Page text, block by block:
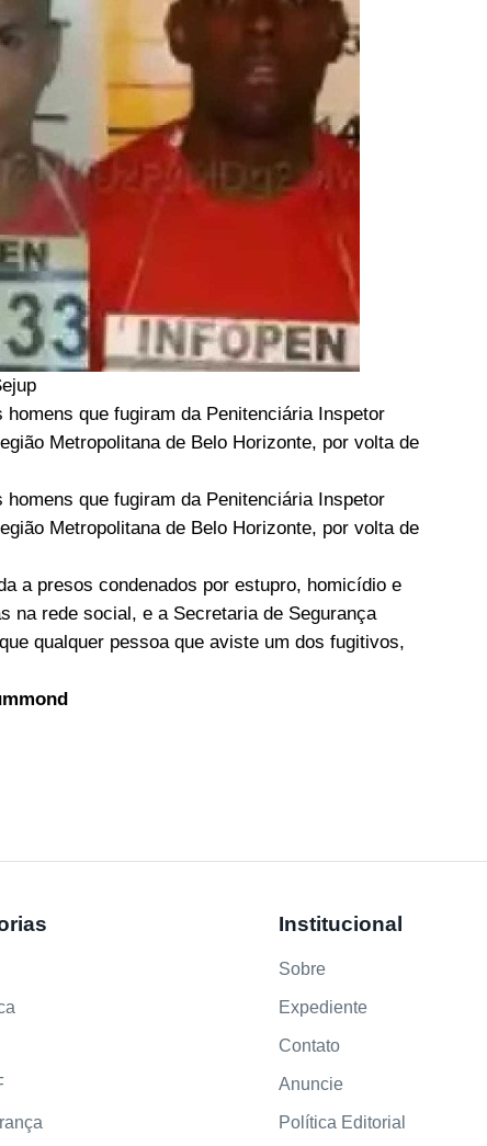
que fugiram da Penitenciária Inspetor
Metropolitana de Belo Horizonte, por volta de
que fugiram da Penitenciária Inspetor
Metropolitana de Belo Horizonte, por volta de
a presos condenados por estupro, homicídio e
na rede social, e a Secretaria de Segurança
qualquer pessoa que aviste um dos fugitivos,
Institucional
Sobre
Expediente
Contato
Anuncie
Política Editorial